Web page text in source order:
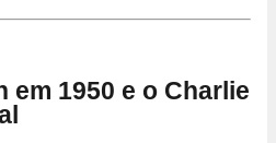
em 1950 e o Charlie